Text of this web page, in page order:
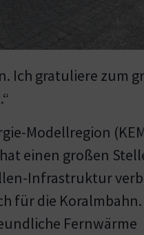
Ich gratuliere zum
Modellregion
einen großen
Infrastruktur
für die Koralmbahn.
Fernwärme